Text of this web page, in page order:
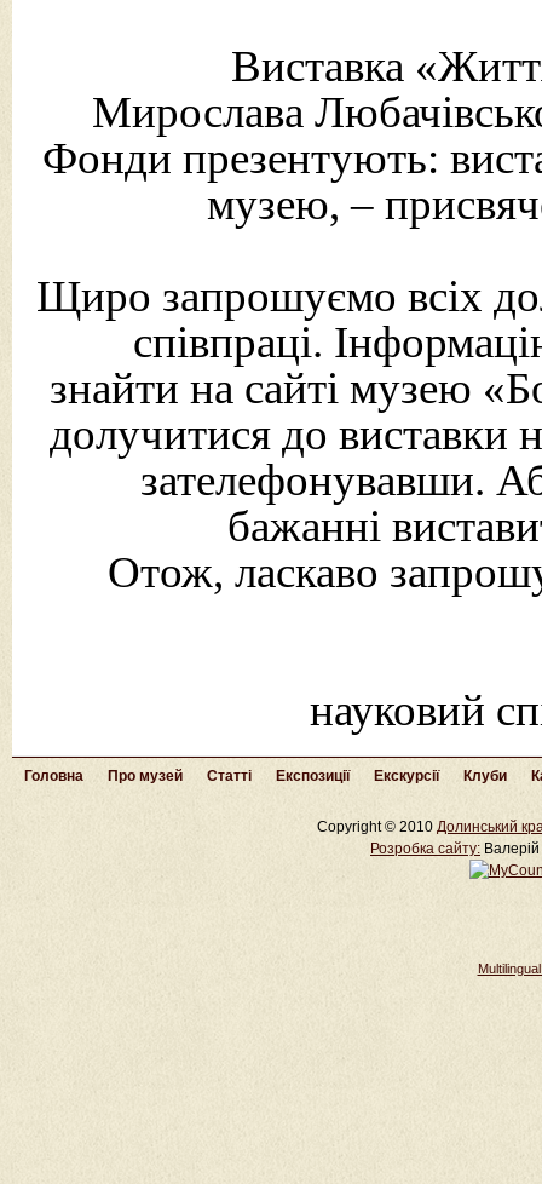
Виставка
Мирослава
Фонди презентують:
музею, –
Щиро запрошуємо всіх
співпраці.
знайти на сайті музею
долучитися до виставки
зателефонувавши.
бажанні
Отож, ласкаво
науковий
Головна Про музей Статті Експозиції Екскурсії Клуби
Copyright © 2010 Долинський
Розробка cайту: